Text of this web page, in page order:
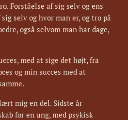
Forståelse af sig selv og ens
selv og hvor man er, og tro på
også selvom man har dage,
med at sige det højt, fra
og min succes med at
mig en del. Sidste år
for en ung, med psykisk